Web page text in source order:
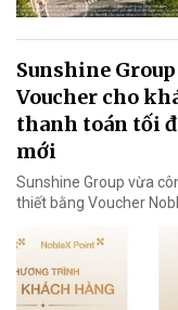
Sunshine
Voucher cho
thanh toán tối
mới
Sunshine Group vừa
thiết bằng Voucher